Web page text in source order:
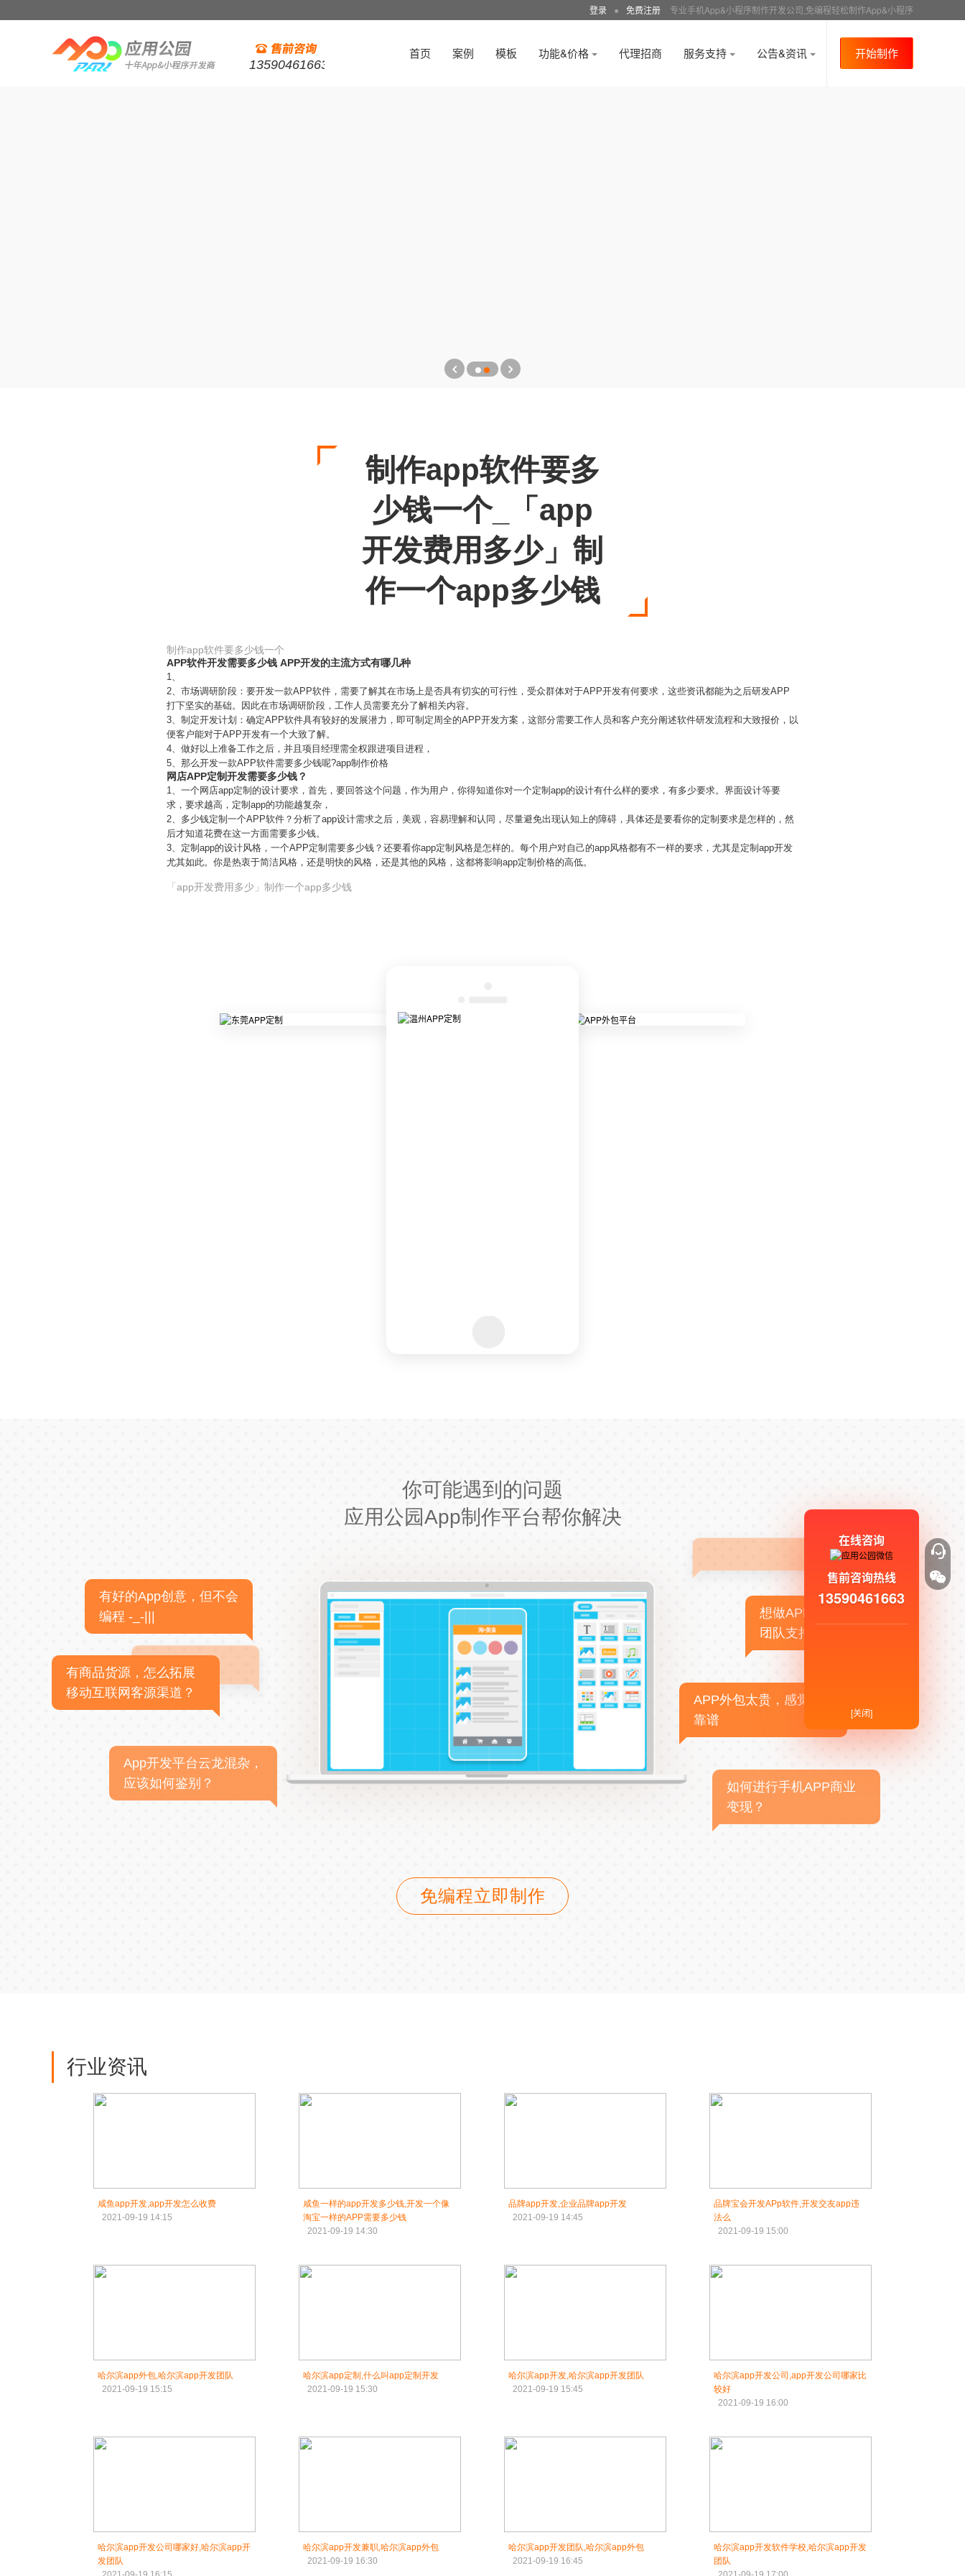
登录 ● 免费注册 专业手机App&小程序制作开发公司,免编程轻松制作App&小程序
13590461663
首页 案例 模板 功能&价格 代理招商 服务支持 公告&资讯 开始制作
制作app软件要多
少钱一个_「app
开发费用多少」制
作一个app多少钱
制作app软件要多少钱一个
APP软件开发需要多少钱 APP开发的主流方式有哪几种
1、
2、市场调研阶段：要开发一款APP软件，需要了解其在市场上是否具有切实的可行性，受众群体对于APP开发有何要求，这些资讯都能为之后研发APP
打下坚实的基础。因此在市场调研阶段，工作人员需要充分了解相关内容。
3、制定开发计划：确定APP软件具有较好的发展潜力，即可制定周全的APP开发方案，这部分需要工作人员和客户充分阐述软件研发流程和大致报价，以
便客户能对于APP开发有一个大致了解。
4、做好以上准备工作之后，并且项目经理需全权跟进项目进程，
5、那么开发一款APP软件需要多少钱呢?app制作价格
网店APP定制开发需要多少钱？
1、一个网店app定制的设计要求，首先，要回答这个问题，作为用户，你得知道你对一个定制app的设计有什么样的要求，有多少要求。界面设计等要
求，要求越高，定制app的功能越复杂，
2、多少钱定制一个APP软件？分析了app设计需求之后，美观，容易理解和认同，尽量避免出现认知上的障碍，具体还是要看你的定制要求是怎样的，然
后才知道花费在这一方面需要多少钱。
3、定制app的设计风格，一个APP定制需要多少钱？还要看你app定制风格是怎样的。每个用户对自己的app风格都有不一样的要求，尤其是定制app开发
尤其如此。你是热衷于简洁风格，还是明快的风格，还是其他的风格，这都将影响app定制价格的高低。
「app开发费用多少」制作一个app多少钱
你可能遇到的问题
应用公园App制作平台帮你解决
有好的App创意，但不会
编程 -_-|||
有商品货源，怎么拓展
移动互联网客源渠道？
App开发平台云龙混杂，
应该如何鉴别？
想做APP，但没有技术
团队支持
APP外包太贵，感觉不
靠谱
如何进行手机APP商业
变现？
免编程立即制作
行业资讯
咸鱼app开发,app开发怎么收费
2021-09-19 14:15
咸鱼一样的app开发多少钱,开发一个像
淘宝一样的APP需要多少钱
2021-09-19 14:30
品牌app开发,企业品牌app开发
2021-09-19 14:45
品牌宝会开发APp软件,开发交友app违
法么
2021-09-19 15:00
哈尔滨app外包,哈尔滨app开发团队
2021-09-19 15:15
哈尔滨app定制,什么叫app定制开发
2021-09-19 15:30
哈尔滨app开发,哈尔滨app开发团队
2021-09-19 15:45
哈尔滨app开发公司,app开发公司哪家比
较好
2021-09-19 16:00
哈尔滨app开发公司哪家好,哈尔滨app开
发团队
哈尔滨app开发兼职,哈尔滨app外包
2021-09-19 16:30
哈尔滨app开发团队,哈尔滨app外包
2021-09-19 16:45
哈尔滨app开发软件学校,哈尔滨app开发
团队
在线咨询
售前咨询热线
13590461663
[关闭]